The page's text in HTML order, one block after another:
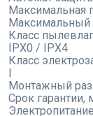
Максимальная
Максимальный
Класс
IPX0 / IPX4
Класс
I
Монтажный
Срок гарантии,